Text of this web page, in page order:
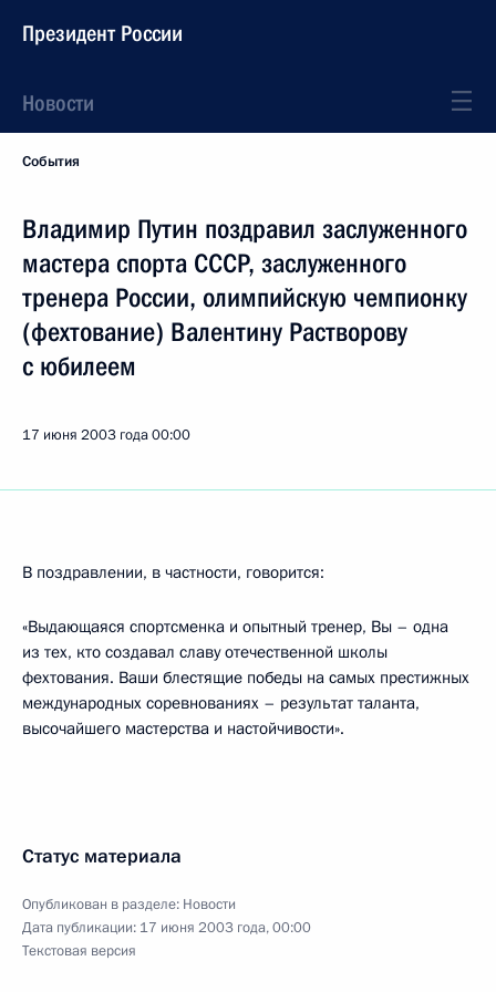
Президент России
Новости
События
Владимир Путин поздравил заслуженного
мастера спорта СССР, заслуженного
тренера России, олимпийскую чемпионку
(фехтование) Валентину Растворову
с юбилеем
17 июня 2003 года00:00
В поздравлении, в частности, говорится:
«Выдающаяся спортсменка и опытный тренер, Вы – одна
из тех, кто создавал славу отечественной школы
фехтования. Ваши блестящие победы на самых престижных
международных соревнованиях – результат таланта,
высочайшего мастерства и настойчивости».
Статус материала
Опубликован в разделе: Новости
Дата публикации: 17 июня 2003 года, 00:00
Текстовая версия